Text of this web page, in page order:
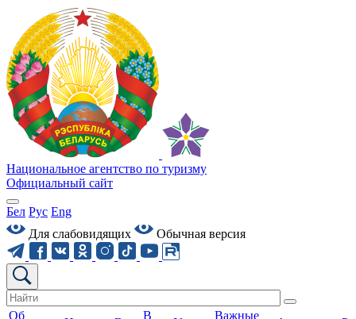
Национальное агентство по туризму
Официальный сайт
Бел Рус Eng
Для слабовидящих
Обычная версия
Об
В
Важные